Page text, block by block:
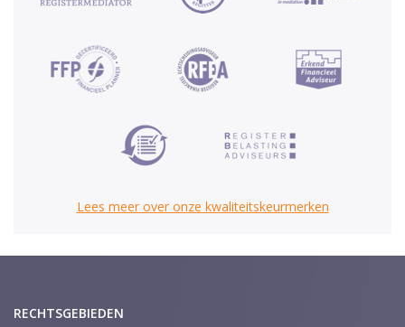
Lees meer over onze kwaliteitskeurmerken
RECHTSGEBIEDEN